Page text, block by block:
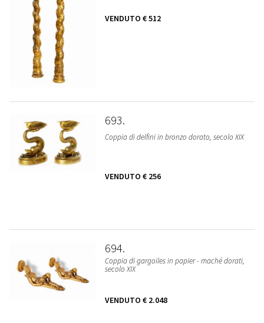
VENDUTO € 512
693
Coppia di delfini in bronzo dorato, secolo XIX
VENDUTO € 256
694
Coppia di gargoiles in papier - maché dorati,
secolo XIX
VENDUTO € 2.048